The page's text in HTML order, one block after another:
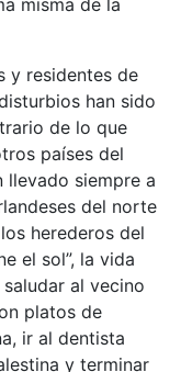
y residentes de
han sido
de lo que
países del
llevado siempre a
del norte
herederos del
el sol”, la vida
al vecino
platos de
ir al dentista
y terminar